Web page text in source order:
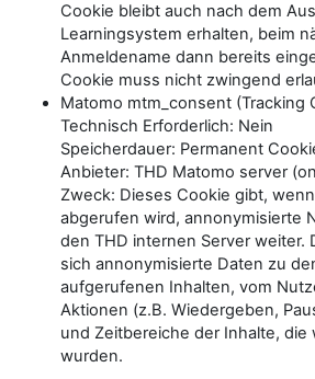
Cookie bleibt auch nach dem
Learningsystem erhalten, beim
Anmeldename dann bereits
Cookie muss nicht zwingend
Matomo mtm_consent (Tracking
Technisch Erforderlich: Nein
Speicherdauer: Permanent
Anbieter: THD Matomo server
Zweck: Dieses Cookie gibt,
abgerufen wird, annonymisierte
den THD internen Server weiter.
sich annonymisierte Daten zu
aufgerufenen Inhalten, vom
Aktionen (z.B. Wiedergeben,
und Zeitbereiche der Inhalte, die
wurden.